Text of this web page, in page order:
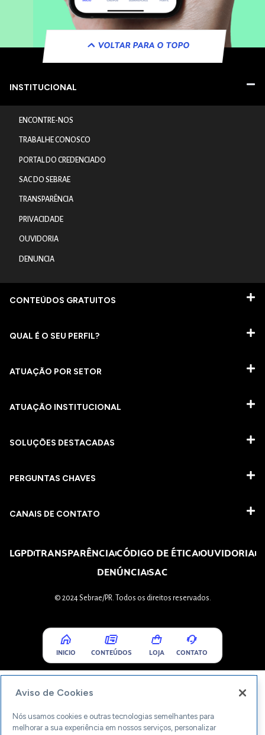
VOLTAR PARA O TOPO
INSTITUCIONAL
ENCONTRE-NOS
TRABALHE CONOSCO
PORTAL DO CREDENCIADO
SAC DO SEBRAE
TRANSPARÊNCIA
PRIVACIDADE
OUVIDORIA
DENUNCIA
CONTEÚDOS GRATUITOS
QUAL É O SEU PERFIL?
ATUAÇÃO POR SETOR
ATUAÇÃO INSTITUCIONAL
SOLUÇÕES DESTACADAS
PERGUNTAS CHAVES​
CANAIS DE CONTATO
LGPDTRANSPARÊNCIACÓDIGO DE ÉTICAOUVIDORIA
DENÚNCIASAC
© 2024 Sebrae/PR. Todos os direitos reservados.
INICIO CONTEÚDOS LOJA CONTATO
Aviso de Cookies
Nós usamos cookies e outras tecnologias semelhantes para
melhorar a sua experiência em nossos serviços, personalizar